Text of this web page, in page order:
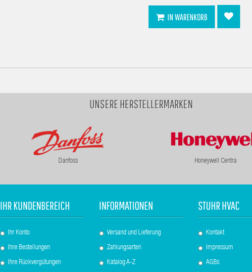
IN WARENKORB
UNSERE HERSTELLERMARKEN
Danfoss Honeywell Centra
IHR KUNDENBEREICH
Ihr Konto
Ihre Bestellungen
Ihre Rückvergütungen
INFORMATIONEN
Versand und Lieferung
Zahlungsarten
Katalog A-Z
STUHR HVAC
Kontakt
Impressum
AGBs